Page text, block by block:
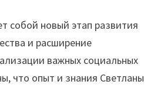
собой новый этап развития
и расширение
важных социальных
что опыт и знания Светланы